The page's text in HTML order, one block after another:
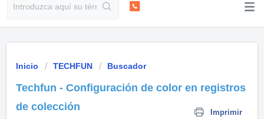
Inicio TECHFUN Buscador
Techfun - Configuración de color en registros
de colección
Imprimir